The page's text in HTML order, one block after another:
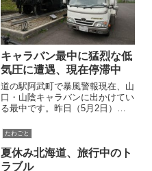
キャラバン最中に猛烈な低
気圧に遭遇、現在停滞中
道の駅阿武町で暴風警報現在、山
口・山陰キャラバンに出かけてい
る最中です。昨日（5月2日）
しました。ひととおり観光した
後、道の駅「萩しーまーと」で日
本海の新鮮な食材を買い込み、隣
町にある道の駅阿武町（あぶちょ
たわごと
夏休み北海道、旅行中のト
ラブル